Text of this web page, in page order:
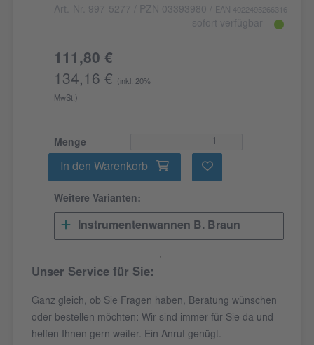
Art.-Nr. 997-5277 / PZN 03393980 EAN 4022495266316
sofort verfügbar
111,80 €
134,16 €
(inkl. 20%
MwSt.)
Menge
In den Warenkorb
Weitere Varianten:
Instrumentenwannen B. Braun
Unser Service für Sie:
Ganz gleich, ob Sie Fragen haben, Beratung wünschen
oder bestellen möchten: Wir sind immer für Sie da und
helfen Ihnen gern weiter. Ein Anruf genügt.